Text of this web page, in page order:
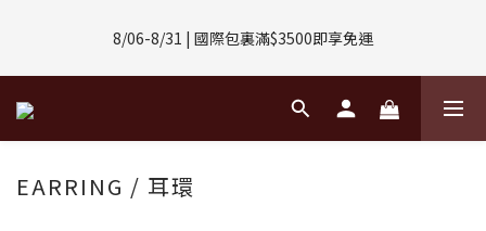
(數量有限售完不補)
8/06-8/31 | 國際包裏滿$3500即享免運
8/08-8/10 | 全館任選3件 贈 $188購物金
8/01-8/31 | 任選2件CUBOX正價商品 贈【威靈頓 / 波士頓墨鏡】
(數量有限售完不補)
EARRING / 耳環